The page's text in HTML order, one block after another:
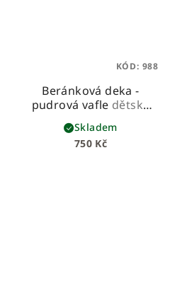
Beránková deka -
pudrová vafle dětská
beránková deka z
vafloviny a hebkého
beránka
750 Kč
Skladem
KÓD: 988